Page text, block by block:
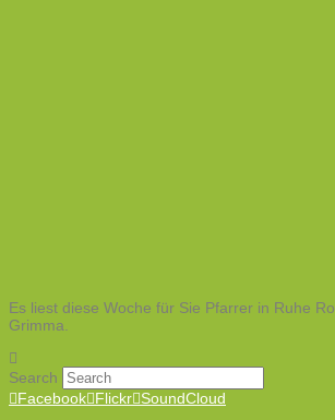
Es liest diese Woche für Sie Pfarrer in Ruhe
Grimma.
Search
Facebook Flickr SoundCloud